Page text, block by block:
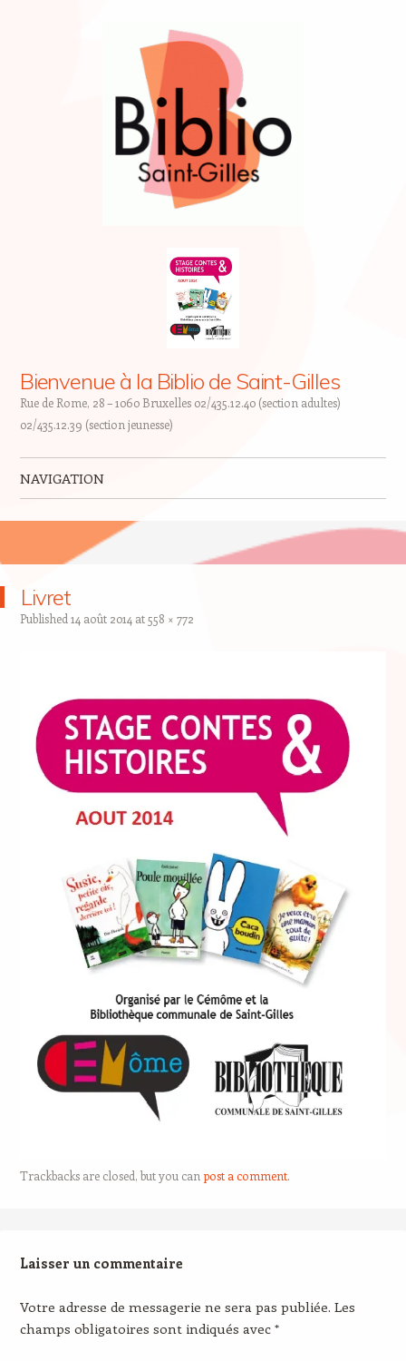
Bienvenue à la Biblio de Saint-Gilles
Rue de Rome, 28 – 1060 Bruxelles 02/435.12.40 (section adultes)
02/435.12.39 (section jeunesse)
NAVIGATION
Livret
Published 14 août 2014 at558 × 772
Trackbacks are closed, but you can post a comment.
Laisser un commentaire
Votre adresse de messagerie ne sera pas publiée. Les
champs obligatoires sont indiqués avec *